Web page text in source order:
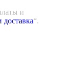
и
доставка“.